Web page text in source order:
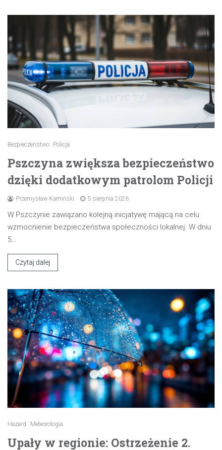
Bezpieczeństwo Policja
Pszczyna zwiększa bezpieczeństwo
dzięki dodatkowym patrolom Policji
Przemysław Kamiński 5 sierpnia 2026
W Pszczynie zawiązano kolejną inicjatywę mającą na celu
wzmocnienie bezpieczeństwa społeczności lokalnej. W dniu
5…
Czytaj dalej
Hazard Meteorologia
Upały w regionie: Ostrzeżenie 2.